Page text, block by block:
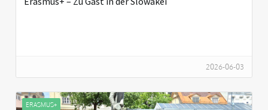
2026-06-03
ERASMUS+